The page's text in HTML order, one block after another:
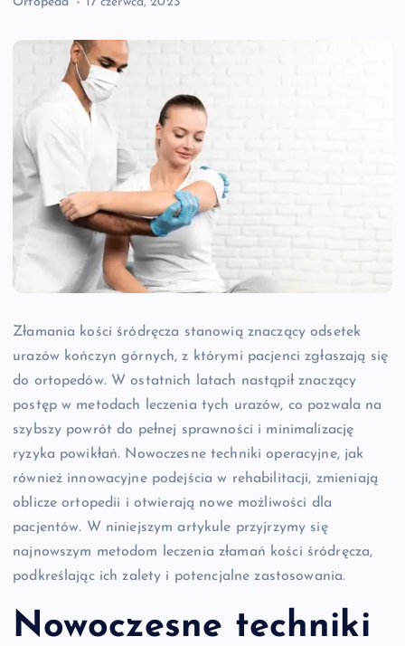
Złamania kości śródręcza stanowią znaczący odsetek
urazów kończyn górnych, z którymi pacjenci zgłaszają się
do ortopedów. W ostatnich latach nastąpił znaczący
postęp w metodach leczenia tych urazów, co pozwala na
szybszy powrót do pełnej sprawności i minimalizację
ryzyka powikłań. Nowoczesne techniki operacyjne, jak
również innowacyjne podejścia w rehabilitacji, zmieniają
oblicze ortopedii i otwierają nowe możliwości dla
pacjentów. W niniejszym artykule przyjrzymy się
najnowszym metodom leczenia złamań kości śródręcza,
podkreślając ich zalety i potencjalne zastosowania.
Nowoczesne techniki